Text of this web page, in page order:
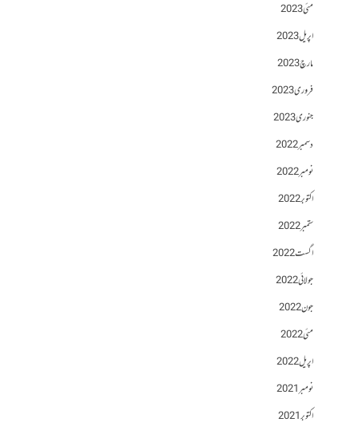
مئی 2023
اپریل 2023
مارچ 2023
فروری 2023
جنوری 2023
دسمبر 2022
نومبر 2022
اکتوبر 2022
ستمبر 2022
اگست 2022
جولائی 2022
جون 2022
مئی 2022
اپریل 2022
نومبر 2021
اکتوبر 2021